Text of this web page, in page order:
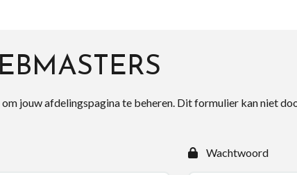
jouw afdelingspagina te beheren. Dit formulier kan niet
Wachtwoord